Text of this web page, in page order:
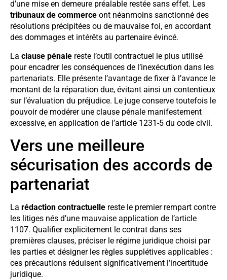
d’une mise en demeure préalable restée sans effet. Les
tribunaux de commerce ont néanmoins sanctionné des
résolutions précipitées ou de mauvaise foi, en accordant
des dommages et intérêts au partenaire évincé.
La clause pénale reste l’outil contractuel le plus utilisé
pour encadrer les conséquences de l’inexécution dans les
partenariats. Elle présente l’avantage de fixer à l’avance le
montant de la réparation due, évitant ainsi un contentieux
sur l’évaluation du préjudice. Le juge conserve toutefois le
pouvoir de modérer une clause pénale manifestement
excessive, en application de l’article 1231-5 du code civil.
Vers une meilleure
sécurisation des accords de
partenariat
La rédaction contractuelle reste le premier rempart contre
les litiges nés d’une mauvaise application de l’article
1107. Qualifier explicitement le contrat dans ses
premières clauses, préciser le régime juridique choisi par
les parties et désigner les règles supplétives applicables :
ces précautions réduisent significativement l’incertitude
juridique.